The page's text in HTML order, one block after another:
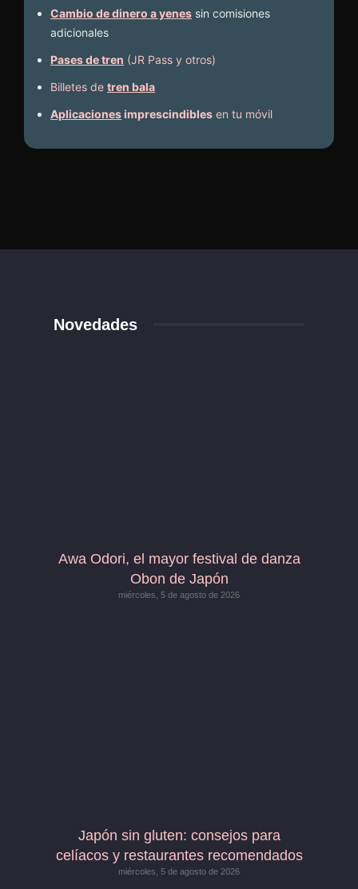
Cambio de dinero a yenes sin comisiones
adicionales
Pases de tren (JR Pass y otros)
Billetes de tren bala
Aplicacionesimprescindibles en tu móvil
Novedades
Awa Odori, el mayor festival de danza
Obon de Japón
miércoles, 5 de agosto de 2026
Japón sin gluten: consejos para
celíacos y restaurantes recomendados
miércoles, 5 de agosto de 2026